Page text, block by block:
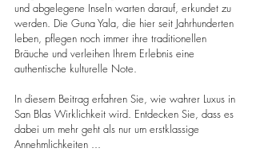
und abgelegene Inseln warten darauf, erkundet zu
werden. Die Guna Yala, die hier seit Jahrhunderten
leben, pflegen noch immer ihre traditionellen
Bräuche und verleihen Ihrem Erlebnis eine
authentische kulturelle Note.
In diesem Beitrag erfahren Sie, wie wahrer Luxus in
San Blas Wirklichkeit wird. Entdecken Sie, dass es
dabei um mehr geht als nur um erstklassige
Annehmlichkeiten ...